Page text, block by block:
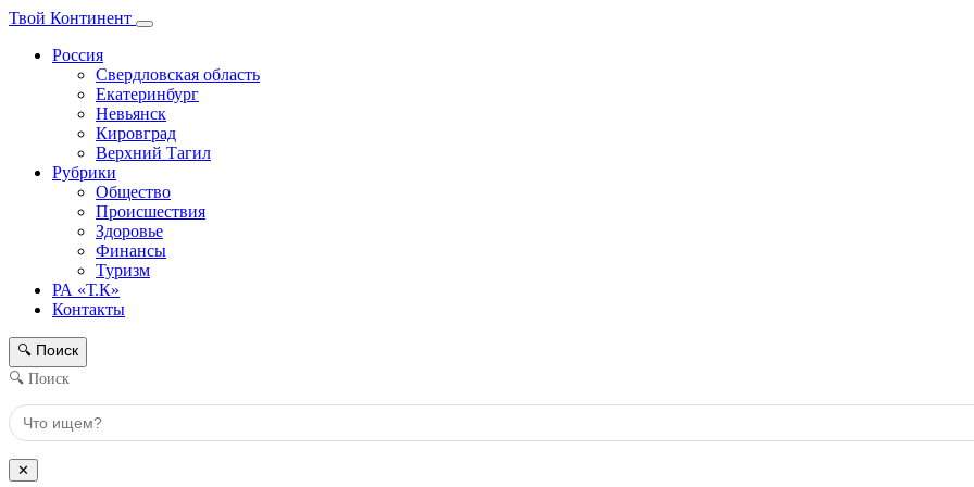
Твой Континент
Россия
Свердловская область
Екатеринбург
Невьянск
Кировград
Верхний Тагил
Рубрики
Общество
Происшествия
Здоровье
Финансы
Туризм
РА «Т.К»
Контакты
🔍 Поиск
🔍 Поиск
✕